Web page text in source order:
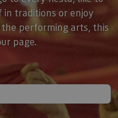
in traditions or enjoy
performing arts, this
page.